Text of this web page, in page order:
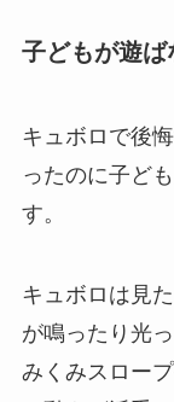
子どもが遊
キュボロで後
ったのに子ど
す。
キュボロは見
が鳴ったり光
みくみスロー